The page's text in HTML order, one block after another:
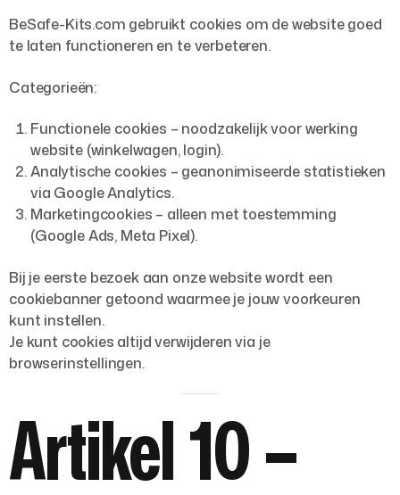
BeSafe-Kits.com gebruikt cookies om de website goed
te laten functioneren en te verbeteren.
Categorieën:
Functionele cookies – noodzakelijk voor werking
website (winkelwagen, login).
Analytische cookies – geanonimiseerde statistieken
via Google Analytics.
Marketingcookies – alleen met toestemming
(Google Ads, Meta Pixel).
Bij je eerste bezoek aan onze website wordt een
cookiebanner getoond waarmee je jouw voorkeuren
kunt instellen.
Je kunt cookies altijd verwijderen via je
browserinstellingen.
Artikel 10 –